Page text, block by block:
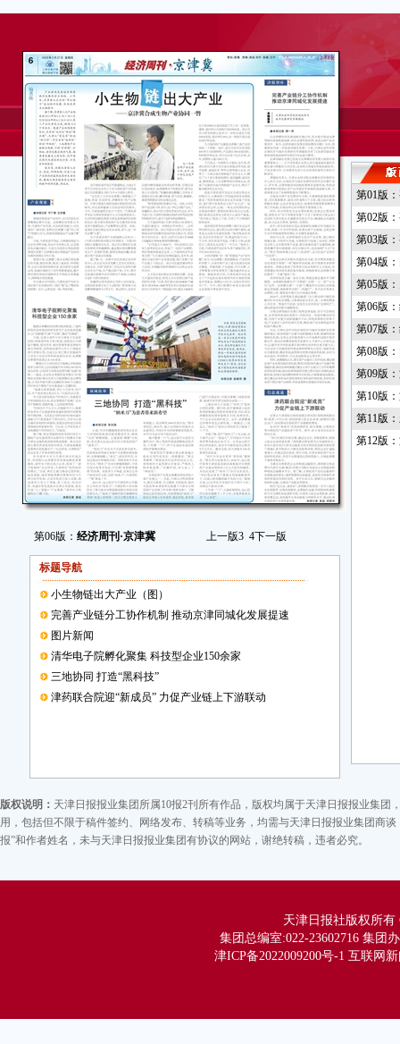
第06版： 经济周刊·京津冀 上一版3 4下一版
标题导航
小生物链出大产业（图）
完善产业链分工协作机制 推动京津同城化发展提速
图片新闻
清华电子院孵化聚集 科技型企业150余家
三地协同 打造“黑科技”
津药联合院迎“新成员” 力促产业链上下游联动
第01版
第02版
第03版
第04版
第05版
第06版
第07版
第08版
第09版
第10版
第11版
第12版
版权说明： 天津日报报业集团所属10报2刊所有作品，版权均属于天津日报报业集
用，包括但不限于稿件签约、网络发布、转稿等业务，均需与天津日报报业集团商
报”和作者姓名，未与天津日报报业集团有协议的网站，谢绝转稿，违者必究。
天津日报社版权所有
集团总编室:022-23602716 集团
津ICP备2022009200号-1 互联网